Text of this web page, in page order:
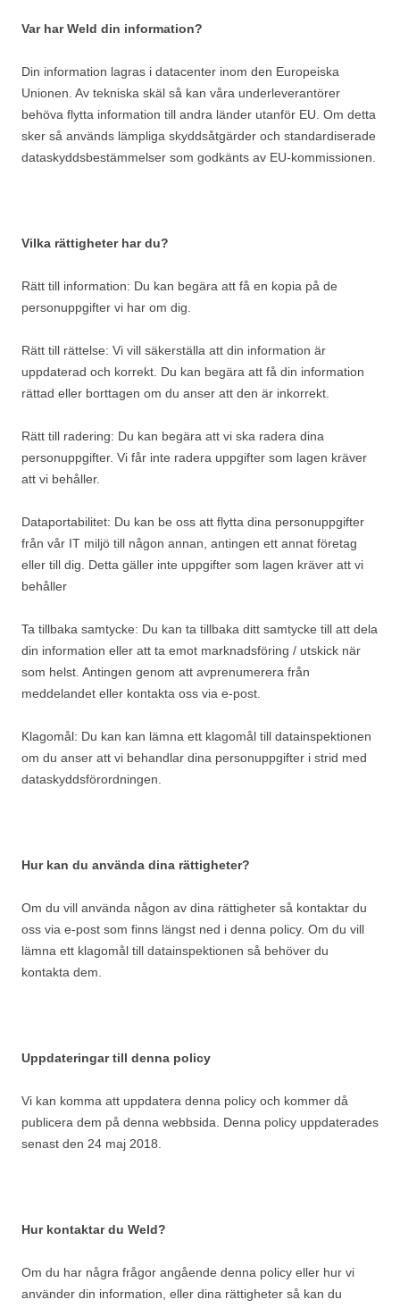
Var har Weld din information?
Din information lagras i datacenter inom den Europeiska
Unionen. Av tekniska skäl så kan våra underleverantörer
behöva flytta information till andra länder utanför EU. Om detta
sker så används lämpliga skyddsåtgärder och standardiserade
dataskyddsbestämmelser som godkänts av EU-kommissionen.
Vilka rättigheter har du?
Rätt till information: Du kan begära att få en kopia på de
personuppgifter vi har om dig.
Rätt till rättelse: Vi vill säkerställa att din information är
uppdaterad och korrekt. Du kan begära att få din information
rättad eller borttagen om du anser att den är inkorrekt.
Rätt till radering: Du kan begära att vi ska radera dina
personuppgifter. Vi får inte radera uppgifter som lagen kräver
att vi behåller.
Dataportabilitet: Du kan be oss att flytta dina personuppgifter
från vår IT miljö till någon annan, antingen ett annat företag
eller till dig. Detta gäller inte uppgifter som lagen kräver att vi
behåller
Ta tillbaka samtycke: Du kan ta tillbaka ditt samtycke till att dela
din information eller att ta emot marknadsföring / utskick när
som helst. Antingen genom att avprenumerera från
meddelandet eller kontakta oss via e-post.
Klagomål: Du kan kan lämna ett klagomål till datainspektionen
om du anser att vi behandlar dina personuppgifter i strid med
dataskyddsförordningen.
Hur kan du använda dina rättigheter?
Om du vill använda någon av dina rättigheter så kontaktar du
oss via e-post som finns längst ned i denna policy. Om du vill
lämna ett klagomål till datainspektionen så behöver du
kontakta dem.
Uppdateringar till denna policy
Vi kan komma att uppdatera denna policy och kommer då
publicera dem på denna webbsida. Denna policy uppdaterades
senast den 24 maj 2018.
Hur kontaktar du Weld?
Om du har några frågor angående denna policy eller hur vi
använder din information, eller dina rättigheter så kan du